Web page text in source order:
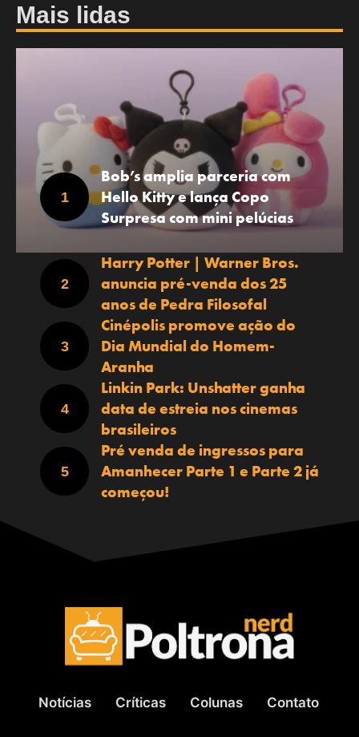
Mais lidas
Bob’s amplia parceria com
Hello Kitty e lança Copo
Surpresa com mini pelúcias
Harry Potter | Warner Bros.
anuncia pré-venda dos 25
anos de Pedra Filosofal
Cinépolis promove ação do
Dia Mundial do Homem-
Aranha
Linkin Park: Unshatter ganha
data de estreia nos cinemas
brasileiros
Pré venda de ingressos para
Amanhecer Parte 1 e Parte 2 já
começou!
Notícias Críticas Colunas Contato